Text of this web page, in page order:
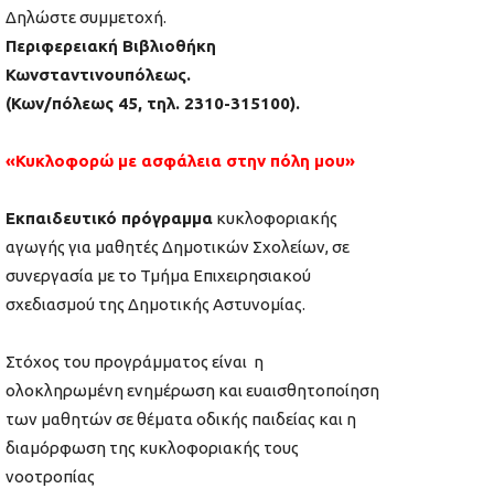
Δηλώστε συμμετοχή.
Περιφερειακή Βιβλιοθήκη
Κωνσταντινουπόλεως.
(Κων/πόλεως 45, τηλ. 2310-315100).
«Κυκλοφορώ με ασφάλεια στην πόλη μου»
Εκπαιδευτικό πρόγραμμα κυκλοφοριακής
αγωγής για μαθητές Δημοτικών Σχολείων, σε
συνεργασία με το Τμήμα Επιχειρησιακού
σχεδιασμού της Δημοτικής Αστυνομίας.
Στόχος του προγράμματος είναι η
ολοκληρωμένη ενημέρωση και ευαισθητοποίηση
των μαθητών σε θέματα οδικής παιδείας και η
διαμόρφωση της κυκλοφοριακής τους
νοοτροπίας